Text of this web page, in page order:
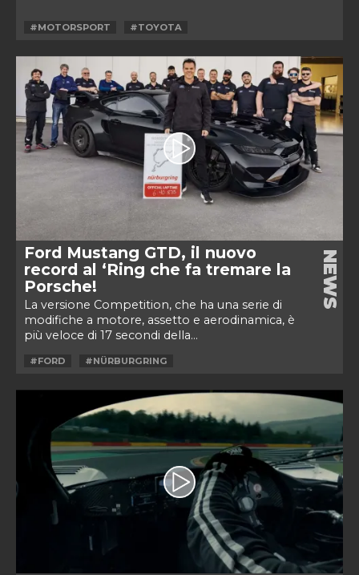
#MOTORSPORT #TOYOTA
Ford Mustang GTD, il nuovo
record al ‘Ring che fa tremare la
Porsche!
La versione Competition, che ha una serie di
modifiche a motore, assetto e aerodinamica, è
più veloce di 17 secondi della...
NEWS
#FORD #NÜRBURGRING